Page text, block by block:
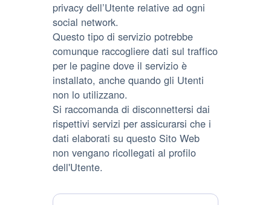
privacy dell’Utente relative ad ogni
social network.
Questo tipo di servizio potrebbe
comunque raccogliere dati sul traffico
per le pagine dove il servizio è
installato, anche quando gli Utenti
non lo utilizzano.
Si raccomanda di disconnettersi dai
rispettivi servizi per assicurarsi che i
dati elaborati su questo Sito Web
non vengano ricollegati al profilo
dell'Utente.